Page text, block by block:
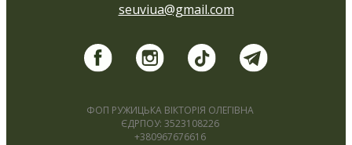
seuviua@gmail.com
ФОП РУЖИЦЬКА ВІКТОРІЯ ОЛЕГІВНА
ЄДРПОУ: 3523108226
+380967676616